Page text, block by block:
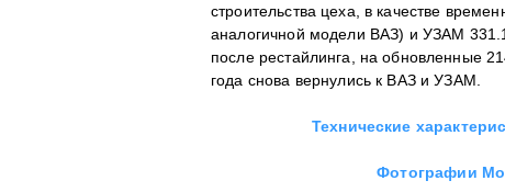
строительства цеха, в качестве
аналогичной модели ВАЗ) и УЗАМ
после рестайлинга, на обновленные
года снова вернулись к ВАЗ и УЗАМ.
Технические
Фотографии